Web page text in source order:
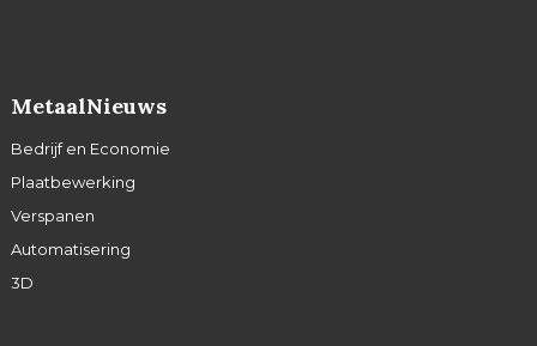
MetaalNieuws
Bedrijf en Economie
Plaatbewerking
Verspanen
Automatisering
3D